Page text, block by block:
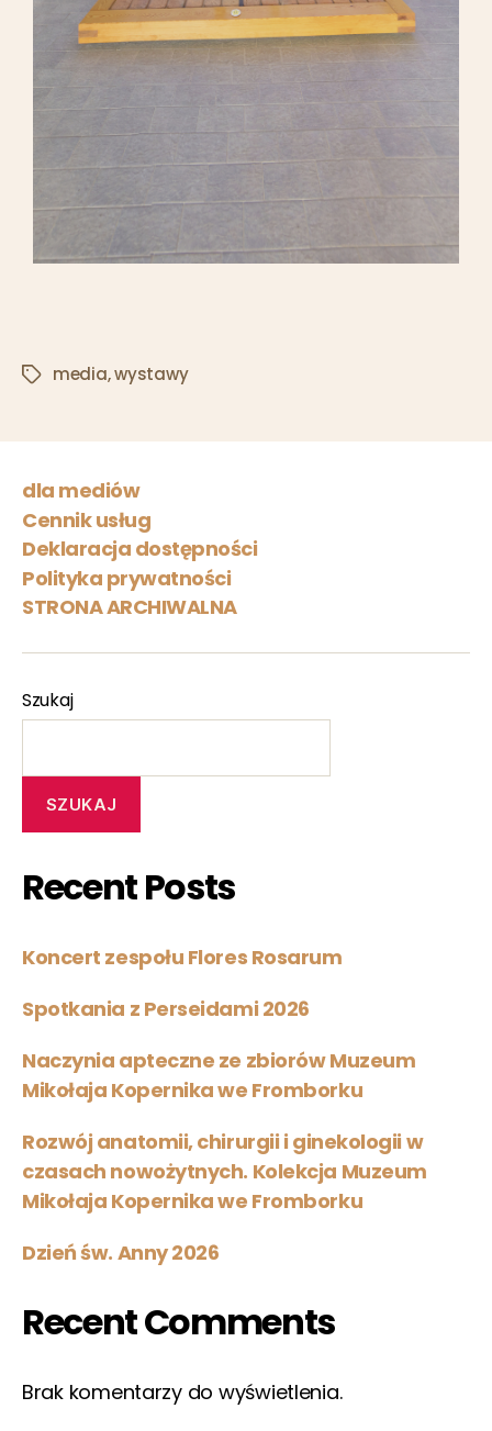
media,wystawy
dla mediów
Cennik usług
Deklaracja dostępności
Polityka prywatności
STRONA ARCHIWALNA
Szukaj
SZUKAJ
Recent Posts
Koncert zespołu Flores Rosarum
Spotkania z Perseidami 2026
Naczynia apteczne ze zbiorów Muzeum
Mikołaja Kopernika we Fromborku
Rozwój anatomii, chirurgii i ginekologii w
czasach nowożytnych. Kolekcja Muzeum
Mikołaja Kopernika we Fromborku
Dzień św. Anny 2026
Recent Comments
Brak komentarzy do wyświetlenia.